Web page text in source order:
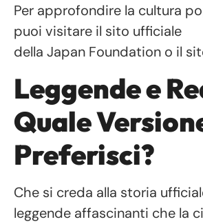
Per approfondire la cultura
puoi visitare il sito ufficiale
della Japan Foundation o il
Leggende e
Quale
Preferisci?
Che si creda alla storia
leggende affascinanti che la